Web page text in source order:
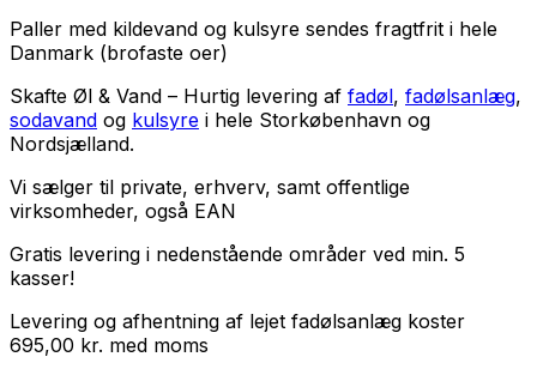
Paller med kildevand og kulsyre sendes fragtfrit i hele
Danmark (brofaste oer)
Skafte Øl & Vand – Hurtig levering af fadøl, fadølsanlæg,
sodavand og kulsyre i hele Storkøbenhavn og
Nordsjælland.
Vi sælger til private, erhverv, samt offentlige
virksomheder, også EAN
Gratis levering i nedenstående områder ved min. 5
kasser!
Levering og afhentning af lejet fadølsanlæg koster
695,00 kr. med moms